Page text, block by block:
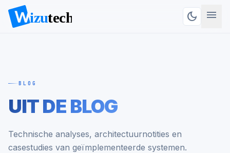
dark_mode menu
BLOG
UIT DE BLOG
Technische analyses, architectuurnotities en
casestudies van geïmplementeerde systemen.